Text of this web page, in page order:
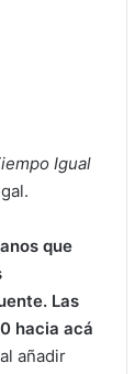
Igual
que
Las
hacia acá
añadir